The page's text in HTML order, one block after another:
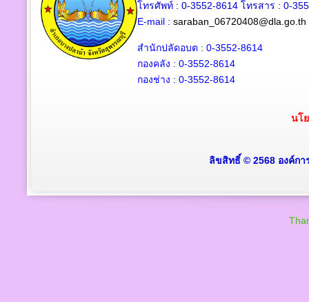
โทรศัพท์ : 0-3552-8614 โทรสาร : 0-
E-mail : saraban_06720408@dla.go.th
สำนักปลัดอบต : 0-3552-8614
กองคลัง : 0-3552-8614
กองช่าง : 0-3552-8614
นโ
ลิขสิทธิ์ © 2568 องค์ก